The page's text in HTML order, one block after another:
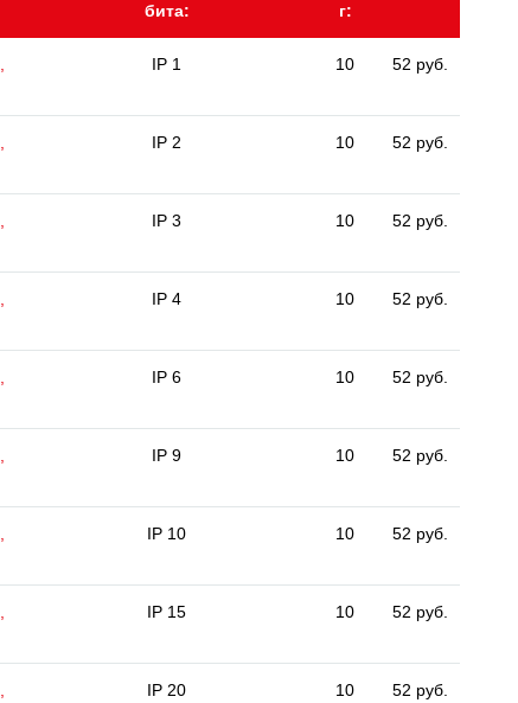
бита:
г:
IP 1 10 52 руб.
IP 2 10 52 руб.
IP 3 10 52 руб.
IP 4 10 52 руб.
IP 6 10 52 руб.
IP 9 10 52 руб.
IP 10 10 52 руб.
IP 15 10 52 руб.
IP 20 10 52 руб.